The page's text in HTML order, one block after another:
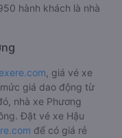
hành khách là nhà
, giá vé xe
giá dao động từ
nhà xe Phương
Đặt vé xe Hậu
để có giá rẻ